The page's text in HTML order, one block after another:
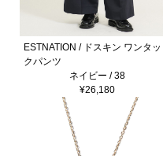
ESTNATION / ドスキン ワンタッ
クパンツ
ネイビー / 38
¥26,180